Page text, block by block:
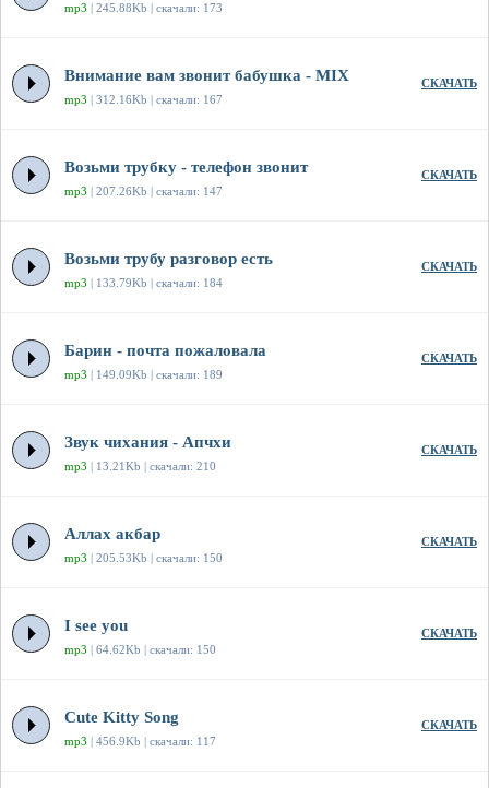
mp3 | 245.88Kb | скачали: 173
Внимание вам звонит бабушка - MIX
mp3 | 312.16Kb | скачали: 167
СКАЧАТЬ
Возьми трубку - телефон звонит
mp3 | 207.26Kb | скачали: 147
СКАЧАТЬ
Возьми трубу разговор есть
mp3 | 133.79Kb | скачали: 184
СКАЧАТЬ
Барин - почта пожаловала
mp3 | 149.09Kb | скачали: 189
СКАЧАТЬ
Звук чихания - Апчхи
mp3 | 13.21Kb | скачали: 210
СКАЧАТЬ
Аллах акбар
mp3 | 205.53Kb | скачали: 150
СКАЧАТЬ
I see you
mp3 | 64.62Kb | скачали: 150
СКАЧАТЬ
Cute Kitty Song
mp3 | 456.9Kb | скачали: 117
СКАЧАТЬ